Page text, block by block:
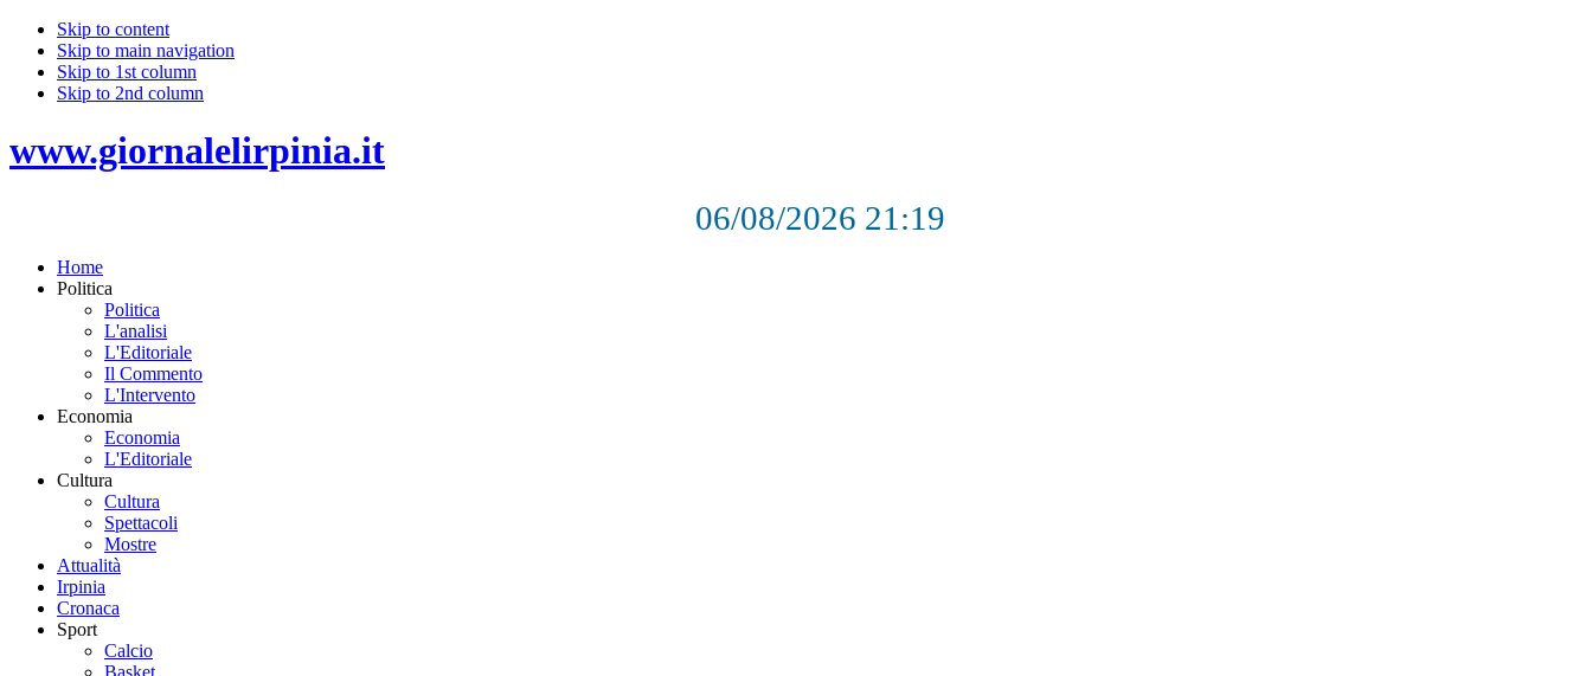
Skip to content
Skip to main navigation
Skip to 1st column
Skip to 2nd column
www.giornalelirpinia.it
06/08/2026 21:20
Home
Politica
Politica
L'analisi
L'Editoriale
Il Commento
L'Intervento
Economia
Economia
L'Editoriale
Cultura
Cultura
Spettacoli
Mostre
Attualità
Irpinia
Cronaca
Sport
Calcio
Basket